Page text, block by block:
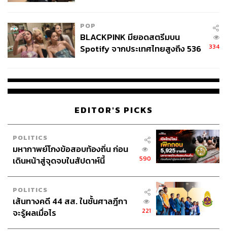
POP
BLACKPINK มียอดสตรีมบน
Spotify จากประเทศไทยสูงถึง 536
334
EDITOR'S PICKS
POLITICS
มหากาพย์โกงข้อสอบท้องถิ่น ก่อน
เดินหน้าสู่จุดจบในสัปดาห์นี้
590
POLITICS
เส้นทางคดี 44 สส. ในชั้นศาลฎีกา
จะรู้ผลเมื่อไร
221